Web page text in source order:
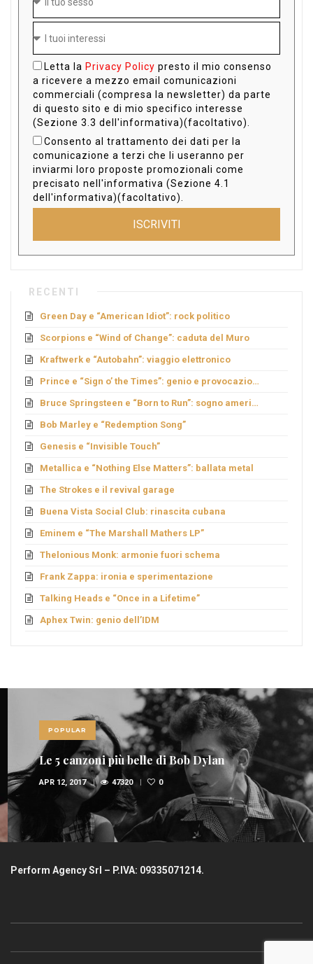
Letta la Privacy Policy presto il mio consenso
a ricevere a mezzo email comunicazioni
commerciali (compresa la newsletter) da parte
di questo sito e di mio specifico interesse
(Sezione 3.3 dell'informativa)(facoltativo).
Consento al trattamento dei dati per la
comunicazione a terzi che li useranno per
inviarmi loro proposte promozionali come
precisato nell'informativa (Sezione 4.1
dell'informativa)(facoltativo).
ISCRIVITI
RECENTI
Green Day e “American Idiot”: rock politico
Scorpions e “Wind of Change”: caduta del Muro
Kraftwerk e “Autobahn”: viaggio elettronico
Prince e “Sign o’ the Times”: genio e provocazione
Bruce Springsteen e “Born to Run”: sogno americano
Bob Marley e “Redemption Song”
Genesis e “Invisible Touch”
Metallica e “Nothing Else Matters”: ballata metal
The Strokes e il revival garage
Buena Vista Social Club: rinascita cubana
Eminem e “The Marshall Mathers LP”
Thelonious Monk: armonie fuori schema
Frank Zappa: ironia e sperimentazione
Talking Heads e “Once in a Lifetime”
Aphex Twin: genio dell’IDM
POPULAR
Le 5 canzoni più belle di Bob Dylan
APR 12, 2017 47320 0
Perform Agency Srl – P.IVA: 09335071214.